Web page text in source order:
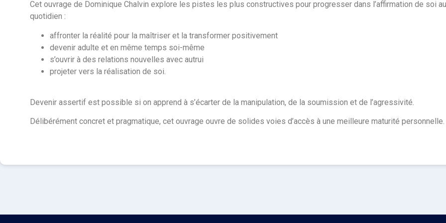
Cet ouvrage de Dominique Chalvin explore les pistes les plus constructives pour progresser dans l’affirmation de soi au
quotidien :
affronter la réalité pour la maîtriser et la transformer positivement
devenir adulte et en même temps soi-même
s’ouvrir à des relations nouvelles avec autrui
projeter vers la réalisation de soi.
Devenir assertif est possible si on apprend à s’écarter de la manipulation, de la soumission et de l’agressivité.
Délibérément concret et pragmatique, cet ouvrage ouvre de solides voies d’accès à une meilleure maturité personnelle.